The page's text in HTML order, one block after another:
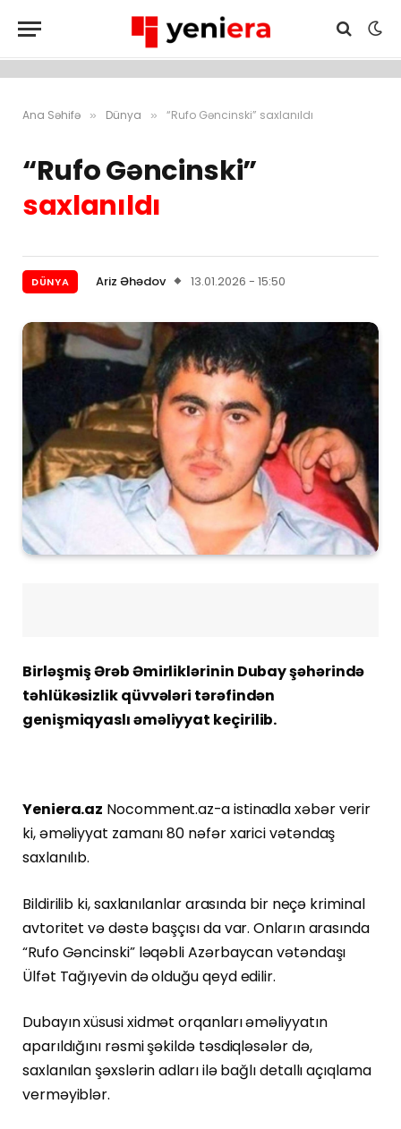
Ana Səhifə » Dünya » “Rufo Gəncinski” saxlanıldı
“Rufo Gəncinski”
saxlanıldı
DÜNYA Ariz Əhədov 13.01.2026 - 15:50
Birləşmiş Ərəb Əmirliklərinin Dubay şəhərində
təhlükəsizlik qüvvələri tərəfindən
genişmiqyaslı əməliyyat keçirilib.
Yeniera.az Nocomment.az-a istinadla xəbər verir
ki, əməliyyat zamanı 80 nəfər xarici vətəndaş
saxlanılıb.
Bildirilib ki, saxlanılanlar arasında bir neçə kriminal
avtoritet və dəstə başçısı da var. Onların arasında
“Rufo Gəncinski” ləqəbli Azərbaycan vətəndaşı
Ülfət Tağıyevin də olduğu qeyd edilir.
Dubayın xüsusi xidmət orqanları əməliyyatın
aparıldığını rəsmi şəkildə təsdiqləsələr də,
saxlanılan şəxslərin adları ilə bağlı detallı açıqlama
verməyiblər.